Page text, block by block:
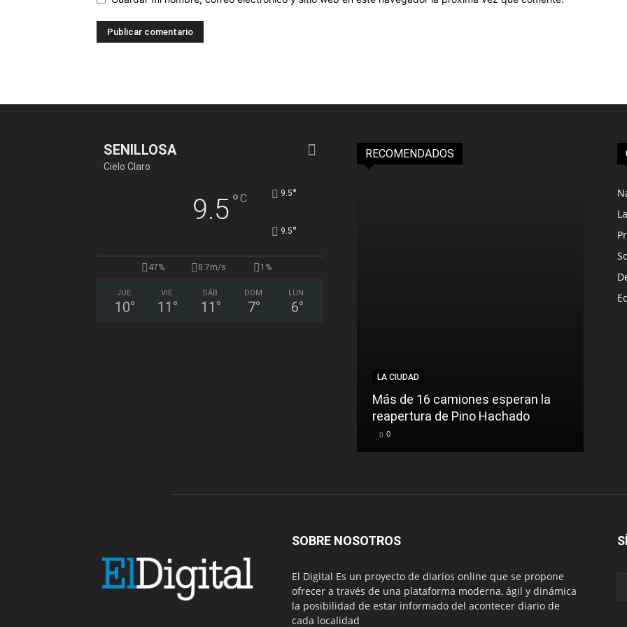
SENILLOSA
Cielo Claro
9.5°C 9.5°
9.5°
47% 8.7m/s 1%
JUE
10°
VIE
11 °
SÁB
11 °
DOM
7°
LUN
6°
RECOMENDADOS
LA CIUDAD
Más de 16 camiones esperan la
reapertura de Pino Hachado
0
SOBRE NOSOTROS
El Digital Es un proyecto de diarios online que se propone
ofrecer a través de una plataforma moderna, ágil y dinámica
la posibilidad de estar informado del acontecer diario de
cada localidad